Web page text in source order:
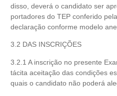
disso, deverá o candidato ser
portadores do TEP conferido
declaração conforme modelo
3.2 DAS INSCRIÇÕES
3.2.1 A inscrição no presente
tácita aceitação das condições
quais o candidato não poderá